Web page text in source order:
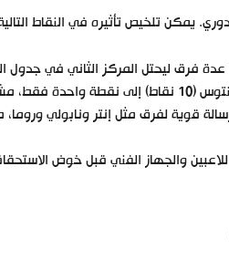
يمكن تلخيص تأثيره في النقاط
القمة مبكرًا.
قوية لفرق مثل إنتر ونابولي
والجهاز الفني قبل خوض